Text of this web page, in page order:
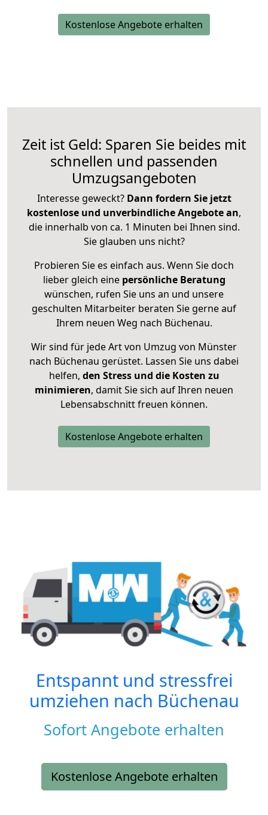
Kostenlose Angebote erhalten
Zeit ist Geld: Sparen Sie beides mit
schnellen und passenden
Umzugsangeboten
Interesse geweckt? Dann fordern Sie jetzt
kostenlose und unverbindliche Angebote an,
die innerhalb von ca. 1 Minuten bei Ihnen sind.
Sie glauben uns nicht?
Probieren Sie es einfach aus. Wenn Sie doch
lieber gleich eine persönliche Beratung
wünschen, rufen Sie uns an und unsere
geschulten Mitarbeiter beraten Sie gerne auf
Ihrem neuen Weg nach Büchenau.
Wir sind für jede Art von Umzug von Münster
nach Büchenau gerüstet. Lassen Sie uns dabei
helfen, den Stress und die Kosten zu
minimieren, damit Sie sich auf Ihren neuen
Lebensabschnitt freuen können.
Kostenlose Angebote erhalten
Entspannt und stressfrei
umziehen nach Büchenau
Sofort Angebote erhalten
Kostenlose Angebote erhalten